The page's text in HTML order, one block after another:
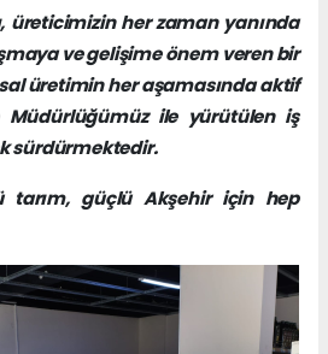
üreticimizin her zaman yanında
ve gelişime önem veren bir
üretimin her aşamasında aktif
ile yürütülen iş
sürdürmektedir.
tarım, güçlü Akşehir için hep